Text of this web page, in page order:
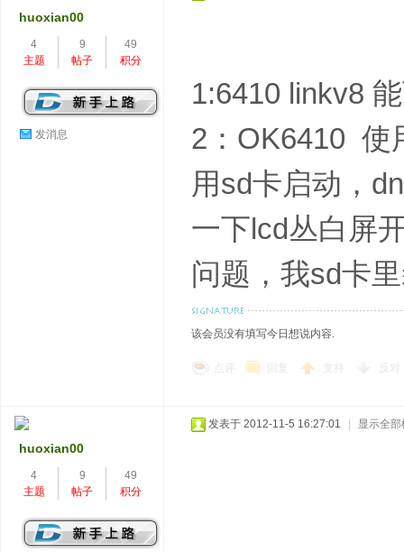
huoxian00
4
主题
9
帖子
49
积分
发消息
1:6410 linkv8
2：OK6410 使
用sd卡启动，
一下lcd丛白屏
问题，我sd卡
该会员没有填写今日想说内容.
点评 回复 支持 反对
huoxian00
4
主题
9
帖子
49
积分
发表于 2012-11-5 16:27:01 显示全部